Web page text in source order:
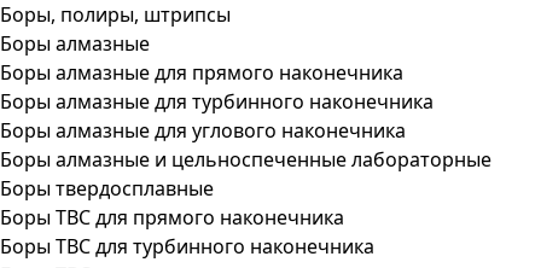
Боры, полиры, штрипсы
Боры алмазные
Боры алмазные для прямого наконечника
Боры алмазные для турбинного наконечника
Боры алмазные для углового наконечника
Боры алмазные и цельноспеченные лабораторные
Боры твердосплавные
Боры ТВС для прямого наконечника
Боры ТВС для турбинного наконечника